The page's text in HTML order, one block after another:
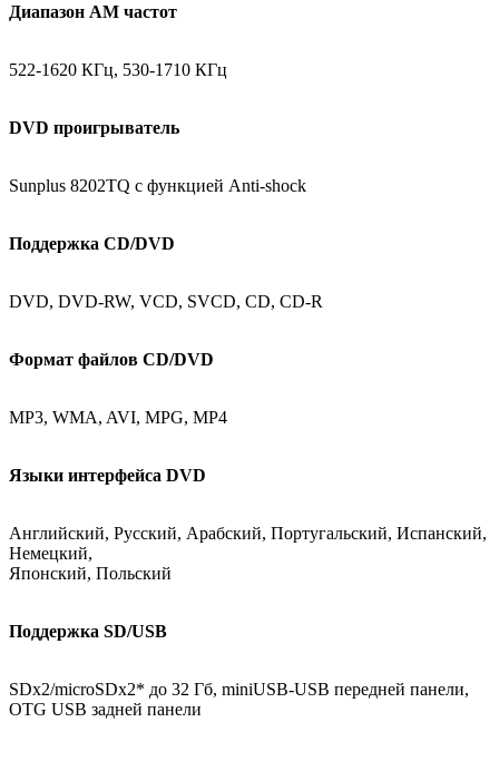
Диапазон АМ частот
522-1620 КГц, 530-1710 КГц
DVD проигрыватель
Sunplus 8202TQ с функцией Anti-shock
Поддержка CD/DVD
DVD, DVD-RW, VCD, SVCD, CD, CD-R
Формат файлов CD/DVD
MP3, WMA, AVI, MPG, MP4
Языки интерфейса DVD
Английский, Русский, Арабский, Португальский, Испанский,
Немецкий,
Японский, Польский
Поддержка SD/USB
SDx2/microSDx2* до 32 Гб, miniUSB-USB передней панели,
OTG USB задней панели